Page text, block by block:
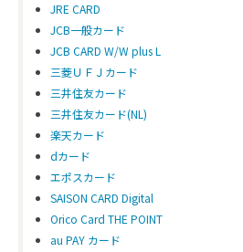
JRE CARD
JCB一般カード
JCB CARD W/W plus L
三菱ＵＦＪカード
三井住友カード
三井住友カード(NL)
楽天カード
dカード
エポスカード
SAISON CARD Digital
Orico Card THE POINT
au PAY カード